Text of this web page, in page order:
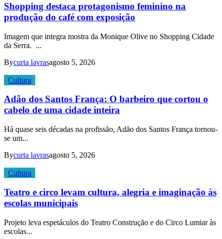
Shopping destaca protagonismo feminino na
produção do café com exposição
Imagem que integra mostra da Monique Olive no Shopping Cidade
da Serra. ...
Bycurta lavrasagosto 5, 2026
Cultura
Adão dos Santos França: O barbeiro que cortou o
cabelo de uma cidade inteira
Há quase seis décadas na profissão, Adão dos Santos França tornou-
se um...
Bycurta lavrasagosto 5, 2026
Cultura
Teatro e circo levam cultura, alegria e imaginação às
escolas municipais
Projeto leva espetáculos do Teatro Construção e do Circo Lumiar às
escolas...